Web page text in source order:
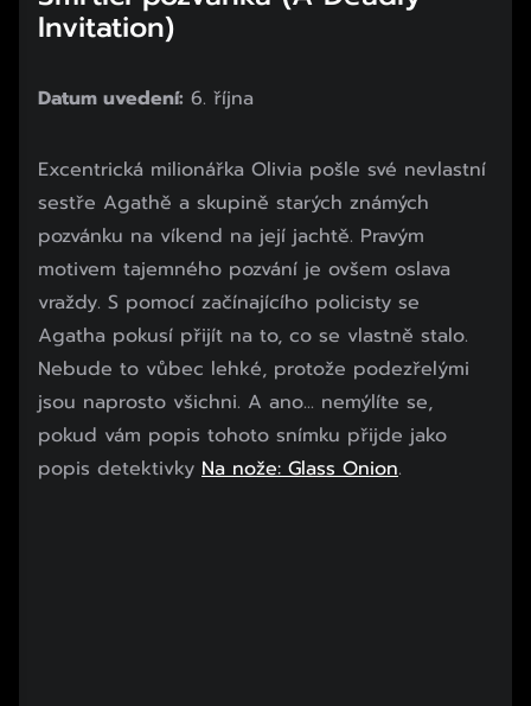
Invitation)
Datum uvedení: 6. října
Začátek reklamy
Konec reklamy
Excentrická milionářka Olivia pošle své nevlastní
sestře Agathě a skupině starých známých
pozvánku na víkend na její jachtě. Pravým
motivem tajemného pozvání je ovšem oslava
vraždy. S pomocí začínajícího policisty se
Agatha pokusí přijít na to, co se vlastně stalo.
Nebude to vůbec lehké, protože podezřelými
jsou naprosto všichni. A ano... nemýlíte se,
pokud vám popis tohoto snímku přijde jako
popis detektivky Na nože: Glass Onion.